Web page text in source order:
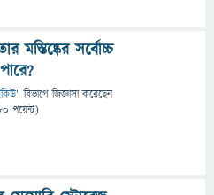
মস্তিষ্কের সর্বোচ্চ
" বিভাগে জিজ্ঞাসাকরেছেন
পয়েন্ট)